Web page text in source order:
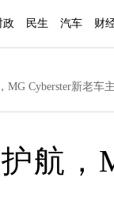
政 民生 汽车 财
MG Cyberster新老车
航，